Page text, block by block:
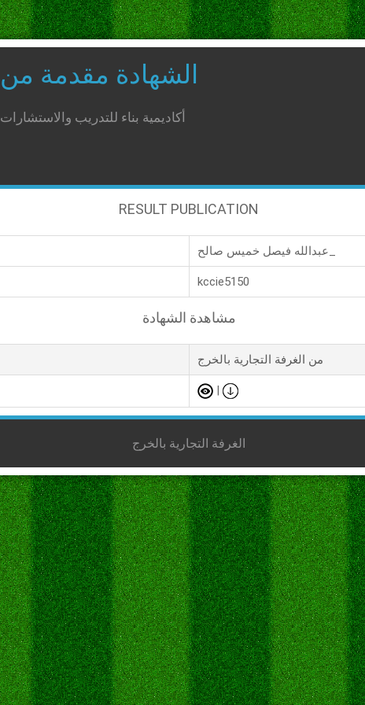
الشهادة مقدمة من
أكاديمية بناء للتدريب والاستشارات
RESULT PUBLICATION
kccie5150
مشاهدة الشهادة
من الغرفة التجارية بالخرج
|
الغرفة التجارية بالخرج